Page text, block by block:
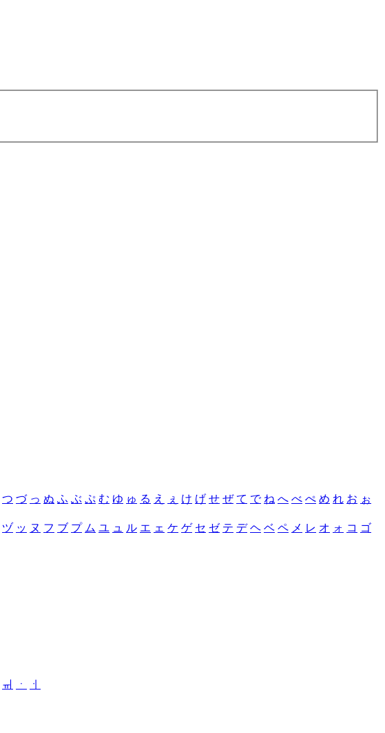
つ づ っ ぬ ふ ぶ ぷ む ゆ ゅ る え ぇ け げ せ ぜ て で ね へ べ ぺ め れ お ぉ
ヅ ッ ヌ フ ブ プ ム ユ ュ ル エ ェ ケ ゲ セ ゼ テ デ ヘ ベ ペ メ レ オ ォ コ ゴ
ㆌ ㆍ
ㆎ